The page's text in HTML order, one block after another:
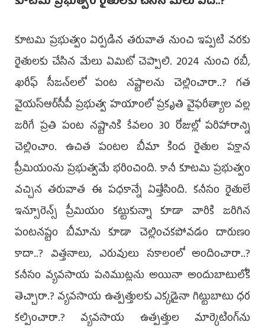
కూటమి ప్రభుత్వం ఏర్పడిన తరువాత నుంచి ఇప్పటి వరకు
రైతులకు చేసిన మేలు ఏమిటో చెప్పాలి. 2024 నుంచి రబీ,
ఖరీఫ్‌ సీజన్‌లలో పంట నష్టాలను చెల్లించారా..? గత
వైయస్ఆర్‌సీపీ ప్రభుత్వ హయాంలో ప్రకృతి వైఫరీత్యాల వల్ల
జరిగే ప్రతి పంట నష్టానికి కేవలం 30 రోజుల్లో పరిహారాన్ని
చెల్లించాం. ఉచిత పంటల బీమా కింద రైతుల పక్షాన
ప్రీమియంను ప్రభుత్వమే భరించింది. కానీ కూటమి ప్రభుత్వం
వచ్చిన తరువాత ఈ పధకాన్నే ఏత్తేసింది. కనీసం రైతులే
ఇన్సూరెన్స్ ప్రీమియం కట్టుకున్నా కూడా వారికి జరిగిన
పంటనష్టం బీమాను కూడా చెల్లించకపోవడం దారుణం
కాదా..? విత్తనాలు, ఎరువులు సకాలంలో అందించారా..?
కనీసం వ్యవసాయ పనిముట్లను అయినా అందుబాటులోకి
తెచ్చారా.? వ్యవసాయ ఉత్పత్తులకు ఎక్కడైనా గిట్టుబాటు ధర
కల్పించారా.? వ్యవసాయ ఉత్పత్తుల మార్కెటింగ్‌ను